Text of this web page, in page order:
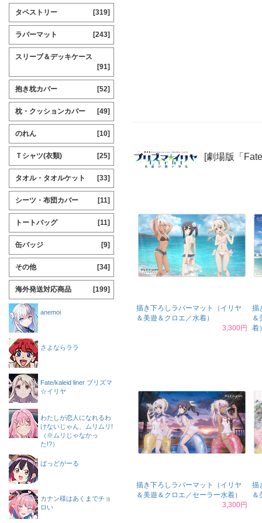
[劇場版「
描き下ろしラバーマット（イリヤ
＆美遊＆クロエ／水着）
3,300円
描
＆
着
描き下ろしラバーマット（イリヤ
＆美遊＆クロエ／セーラー水着）
3,300円
描
＆
タペストリー [319]
ラバーマット [243]
スリーブ＆デッキケース
[91]
抱き枕カバー [52]
枕・クッションカバー [49]
のれん [10]
Ｔシャツ(衣類) [25]
タオル・タオルケット [33]
シーツ・布団カバー [11]
トートバッグ [11]
缶バッジ [9]
その他 [34]
海外発送対応商品 [199]
anemoi
さよならララ
Fate/kaleid liner プリズマ
☆イリヤ
わたしが恋人になれるわ
けないじゃん、ムリムリ!
（※ムリじゃなかっ
た!?）
ばっどがーる
カナン様はあくまでチョ
ロい